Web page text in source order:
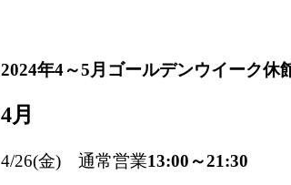
2024年4～5月ゴールデンウイーク休
4月
4/26(金) 通常営業13:00～21:30